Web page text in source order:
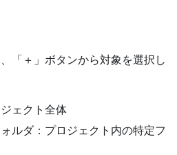
「＋」ボタンから対象を選択し
ェクト全体
ルダ：プロジェクト内の特定フ